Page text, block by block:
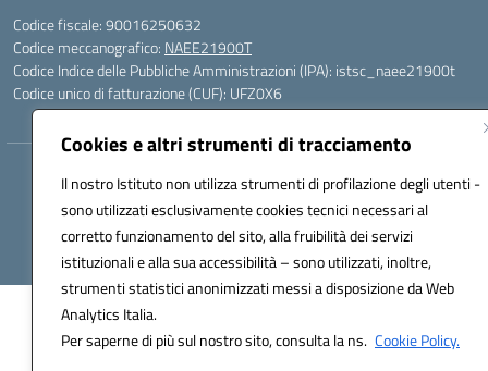
Cookies e altri strumenti di tracciamento
Il nostro Istituto non utilizza strumenti di profilazione degli utenti -
sono utilizzati esclusivamente cookies tecnici necessari al
corretto funzionamento del sito, alla fruibilità dei servizi
istituzionali e alla sua accessibilità – sono utilizzati, inoltre,
strumenti statistici anonimizzati messi a disposizione da Web
Analytics Italia.
Per saperne di più sul nostro sito, consulta la ns. Cookie Policy.
Codice fiscale: 90016250632
Codice meccanografico: NAEE21900T
Codice Indice delle Pubbliche Amministrazioni (IPA): istsc_naee21900t
Codice unico di fatturazione (CUF): UFZ0X6
Hosting & Powered by 3D Solution S.r.l.
Concept & Design by Designers Italia